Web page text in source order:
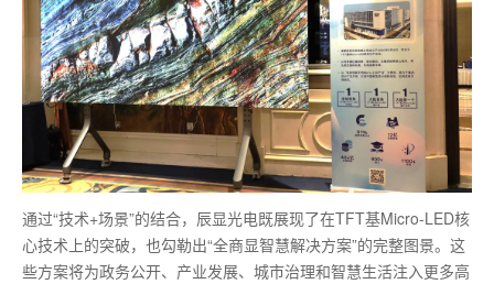
通过“技术+场景”的结合，辰显光电既展现了在TFT基Micro-LED核
心技术上的突破，也勾勒出“全商显智慧解决方案”的完整图景。这
些方案将为政务公开、产业发展、城市治理和智慧生活注入更多高